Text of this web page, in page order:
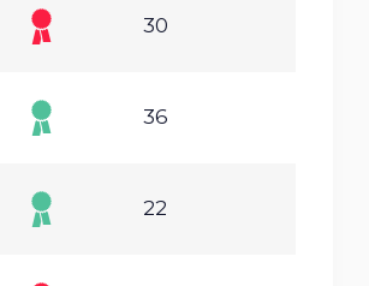
30
36
22